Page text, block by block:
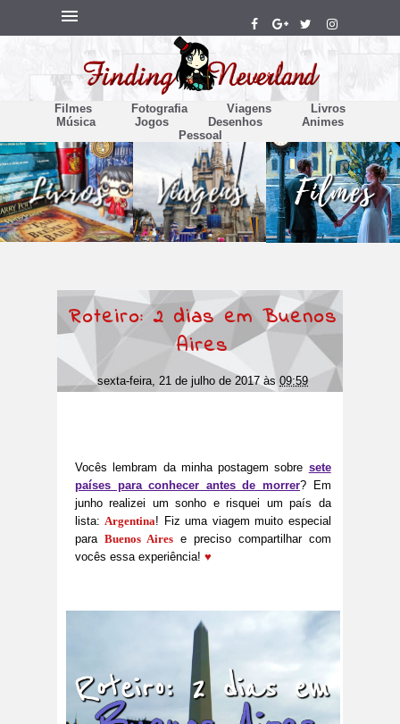
Filmes Fotografia Viagens
Livros
Música
Jogos Desenhos
Animes
Pessoal
Roteiro: 2 dias em Buenos
Aires
sexta-feira, 21 de julho de 2017às09:59
Vocês lembram da minha postagem sobre sete
países para conhecer antes de morrer? Em
junho realizei um sonho e risquei um país da
lista:Argentina! Fiz uma viagem muito especial
para Buenos Airese preciso compartilhar com
vocês essa experiência! ♥